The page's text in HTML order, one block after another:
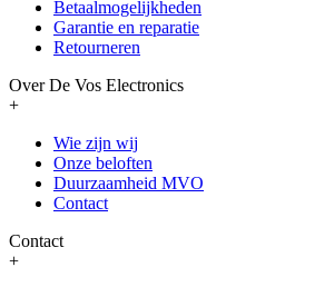
Betaalmogelijkheden
Garantie en reparatie
Retourneren
Over De Vos Electronics
+
Wie zijn wij
Onze beloften
Duurzaamheid MVO
Contact
Contact
+